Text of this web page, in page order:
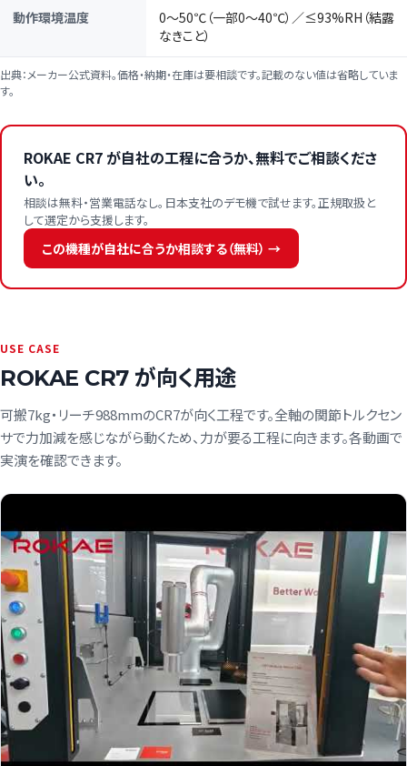
動作環境温度
0〜50℃（一部0〜40℃）／≤93%RH（結露
なきこと）
出典：メーカー公式資料。価格・納期・在庫は要相談です。記載のない値は省略していま
す。
ROKAE CR7 が自社の工程に合うか、無料でご相談くださ
い。
相談は無料・営業電話なし。日本支社のデモ機で試せます。正規取扱と
して選定から支援します。
この機種が自社に合うか相談する（無料） →
USE CASE
ROKAE CR7 が向く用途
可搬7kg・リーチ988mmのCR7が向く工程です。全軸の関節トルクセン
サで力加減を感じながら動くため、力が要る工程に向きます。各動画で
実演を確認できます。